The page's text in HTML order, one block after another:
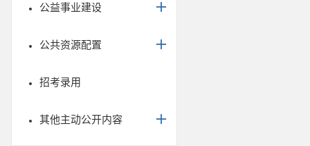
公益事业建设
公共资源配置
招考录用
其他主动公开内容